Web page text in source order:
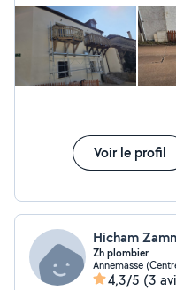
nettoyage des gouttières.
évacuation des
peinture intérieur et
papier peint, ravalement de façade Nettoyage des
façades Nettoyage des fenêtres - devis et
Voir le profil
Hicham
Zh plombier
Annemasse
4,3/5 (3